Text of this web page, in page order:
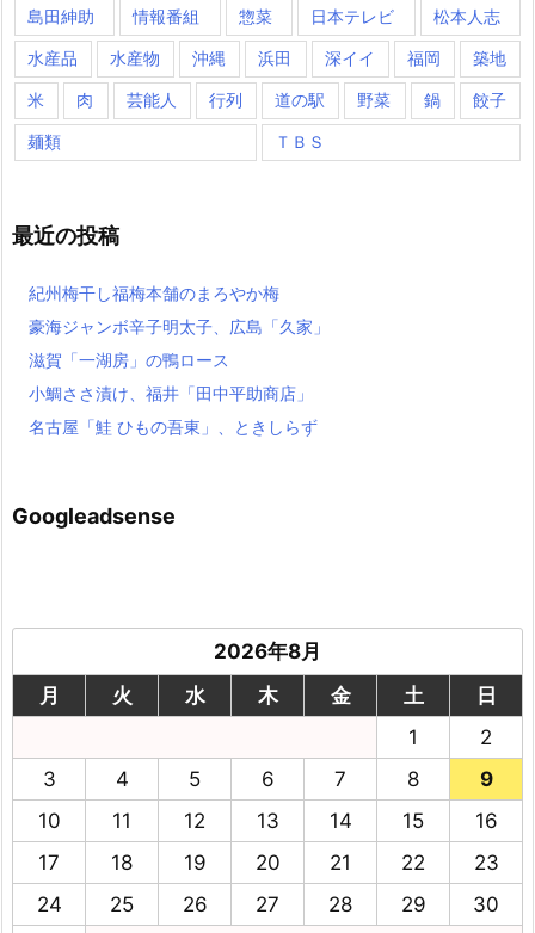
島田紳助 情報番組 惣菜 日本テレビ 松本人志
水産品 水産物 沖縄 浜田 深イイ 福岡 築地
米 肉 芸能人 行列 道の駅 野菜 鍋 餃子
麺類 ＴＢＳ
最近の投稿
紀州梅干し福梅本舗のまろやか梅
豪海ジャンボ辛子明太子、広島「久家」
滋賀「一湖房」の鴨ロース
小鯛ささ漬け、福井「田中平助商店」
名古屋「鮭 ひもの吾東」、ときしらず
Googleadsense
2026年8月
月
火 水 木 金 土
日
1
2
3
4 5 6 7 8
9
10
11 12 13 14 15
16
17
18 19 20 21 22
23
24
25 26 27 28 29
30